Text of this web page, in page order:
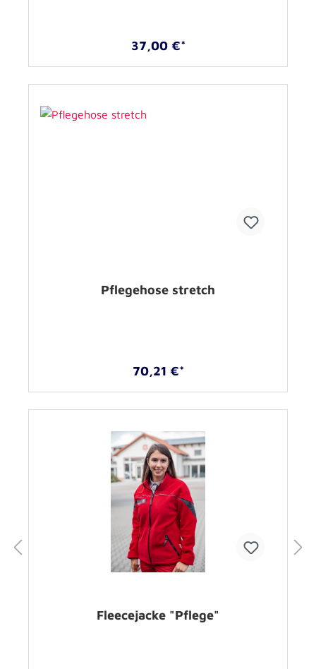
37,00 €*
Pflegehose stretch
70,21 €*
Fleecejacke "Pflege"